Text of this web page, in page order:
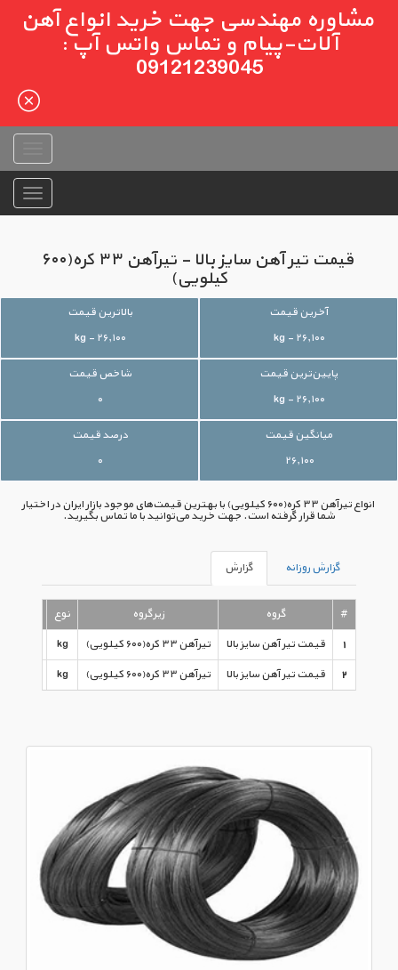
مشاوره مهندسی جهت خرید انواع آهن
آلات-پیام و تماس واتس آپ :
09121239045
قیمت تیر آهن سایز بالا - تیرآهن ۳۳ کره(۶۰۰
کیلویی)
آخرین قیمت
۲۶,۱۰۰ - kg
بالاترین قیمت
۲۶,۱۰۰ - kg
پایین‌ترین قیمت
۲۶,۱۰۰ - kg
شاخص قیمت
۰
میانگین قیمت
۲۶,۱۰۰
درصد قیمت
۰
انواع تیرآهن ۳۳ کره(۶۰۰ کیلویی) با بهترین قیمت‌های موجود بازار ایران در اختیار
شما قرار گرفته است. جهت خرید می‌توانید با ما تماس بگیرید.
گزارش روزانه گزارش
# گروه زیرگروه نوع
1
قیمت تیر آهن سایز بالا تیرآهن ۳۳ کره(۶۰۰ کیلویی) kg
2
قیمت تیر آهن سایز بالا تیرآهن ۳۳ کره(۶۰۰ کیلویی) kg